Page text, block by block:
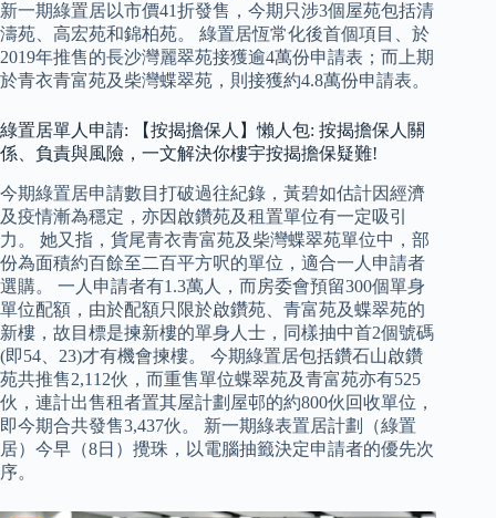
新一期綠置居以市價41折發售，今期只涉3個屋苑包括清
濤苑、高宏苑和錦柏苑。 綠置居恆常化後首個項目、於
2019年推售的長沙灣麗翠苑接獲逾4萬份申請表；而上期
於青衣青富苑及柴灣蝶翠苑，則接獲約4.8萬份申請表。
綠置居單人申請: 【按揭擔保人】懶人包: 按揭擔保人關
係、負責與風險，一文解決你樓宇按揭擔保疑難!
今期綠置居申請數目打破過往紀錄，黃碧如估計因經濟
及疫情漸為穩定，亦因啟鑽苑及租置單位有一定吸引
力。 她又指，貨尾青衣青富苑及柴灣蝶翠苑單位中，部
份為面積約百餘至二百平方呎的單位，適合一人申請者
選購。 一人申請者有1.3萬人，而房委會預留300個單身
單位配額，由於配額只限於啟鑽苑、青富苑及蝶翠苑的
新樓，故目標是揀新樓的單身人士，同樣抽中首2個號碼
(即54、23)才有機會揀樓。 今期綠置居包括鑽石山啟鑽
苑共推售2,112伙，而重售單位蝶翠苑及青富苑亦有525
伙，連計出售租者置其屋計劃屋邨的約800伙回收單位，
即今期合共發售3,437伙。 新一期綠表置居計劃（綠置
居）今早（8日）攪珠，以電腦抽籤決定申請者的優先次
序。